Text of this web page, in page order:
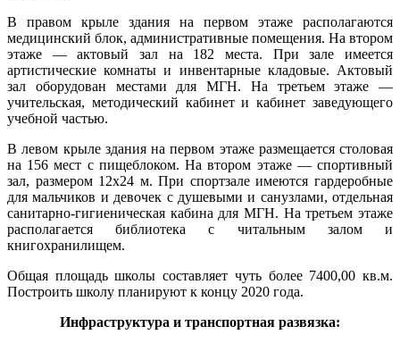
В правом крыле здания на первом этаже располагаются
медицинский блок, административные помещения. На втором
этаже — актовый зал на 182 места. При зале имеется
артистические комнаты и инвентарные кладовые. Актовый
зал оборудован местами для МГН. На третьем этаже —
учительская, методический кабинет и кабинет заведующего
учебной частью.
В левом крыле здания на первом этаже размещается столовая
на 156 мест с пищеблоком. На втором этаже — спортивный
зал, размером 12х24 м. При спортзале имеются гардеробные
для мальчиков и девочек с душевыми и санузлами, отдельная
санитарно-гигиеническая кабина для МГН. На третьем этаже
располагается библиотека с читальным залом и
книгохранилищем.
Общая площадь школы составляет чуть более 7400,00 кв.м.
Построить школу планируют к концу 2020 года.
Инфраструктура и транспортная развязка: